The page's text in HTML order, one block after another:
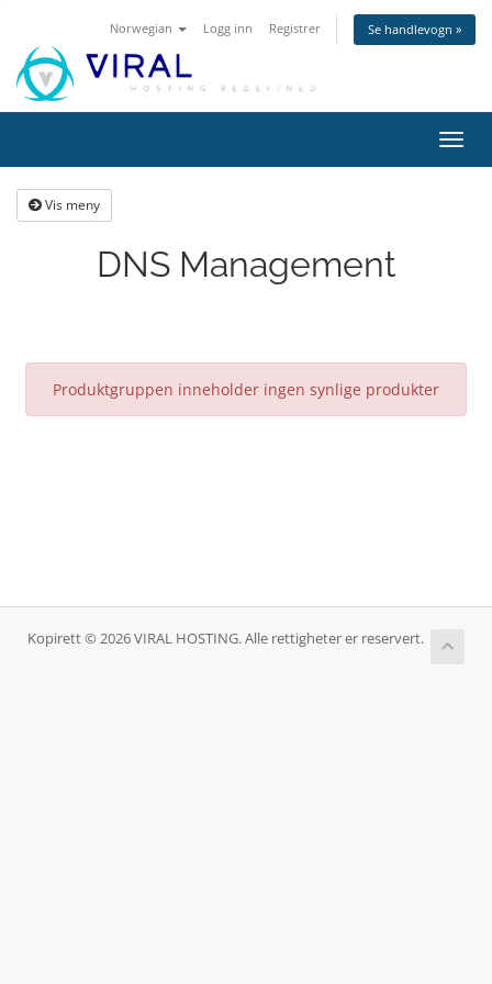
Norwegian Logg inn Registrer Se handlevogn »
Bytt
Vis meny
DNS Management
Produktgruppen inneholder ingen synlige produkter
Kopirett © 2026 VIRAL HOSTING. Alle rettigheter er reservert.